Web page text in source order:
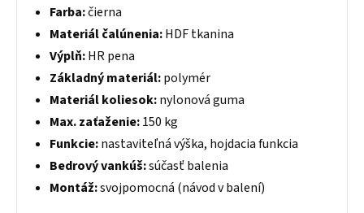
Farba:čierna
Materiál čalúnenia:HDF tkanina
Výplň:HR pena
Základný materiál:polymér
Materiál koliesok:nylonová guma
Max. zaťaženie:150 kg
Funkcie:nastaviteľná výška, hojdacia funkcia
Bedrový vankúš:súčasť balenia
Montáž:svojpomocná (návod v balení)